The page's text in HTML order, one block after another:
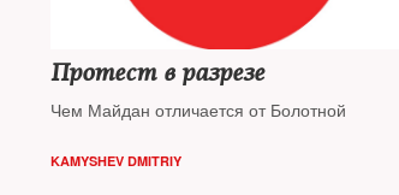
Протест в разрезе
Чем Майдан отличается от Болотной
KAMYSHEV DMITRIY